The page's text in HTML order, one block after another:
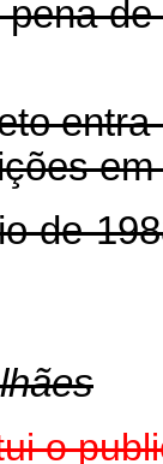
de
o